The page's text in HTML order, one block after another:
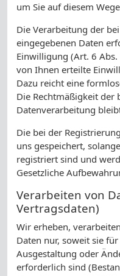
um Sie auf diesem
Die Verarbeitung der
eingegebenen Daten
Einwilligung (Art. 6 Abs.
von Ihnen erteilte
Dazu reicht eine
Die Rechtmäßigkeit der
Datenverarbeitung
Die bei der
uns gespeichert,
registriert sind und
Gesetzliche
Verarbeiten von
Vertragsdaten)
Wir erheben,
Daten nur, soweit sie
Ausgestaltung oder
erforderlich sind